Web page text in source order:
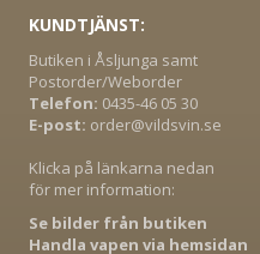
KUNDTJÄNST:
Butiken i Åsljunga samt
Postorder/Weborder
Telefon: 0435-46 05 30
E-post: order@vildsvin.se
Klicka på länkarna nedan
för mer information:
Se bilder från butiken
Handla vapen via hemsidan